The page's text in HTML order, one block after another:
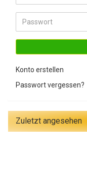
Mail-
Adresse
Passwort
Konto erstellen
Passwort vergessen?
Zuletzt angesehen